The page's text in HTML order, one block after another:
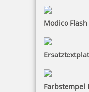
Modico Flash
Farbstempel
Braille